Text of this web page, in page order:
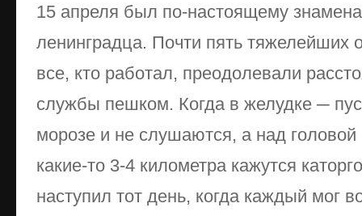
15 апреля был по-настоящему
ленинградца. Почти пять тяжелейших
все, кто работал, преодолевали
службы пешком. Когда в желудке ─
морозе и не слушаются, а над
какие-то 3-4 километра кажутся
наступил тот день, когда каждый мог